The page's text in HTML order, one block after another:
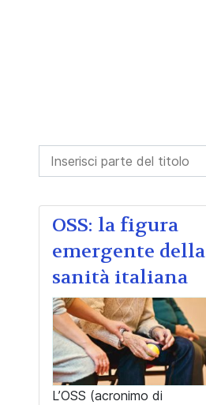
Inserisci parte del titolo
OSS: la figura
emergente della
sanità italiana
L’OSS (acronimo di